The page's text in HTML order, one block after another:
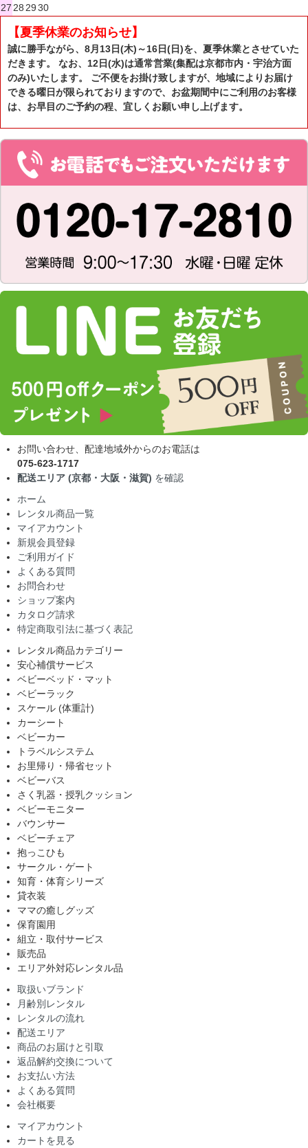
27 28 2930
【夏季休業のお知らせ】
誠に勝手ながら、8月13日(木)～16日(日)を、夏季休業とさせていた
だきます。 なお、12日(水)は通常営業(集配は京都市内・宇治方面
のみ)いたします。 ご不便をお掛け致しますが、地域によりお届け
できる曜日が限られておりますので、お盆期間中にご利用のお客様
は、お早目のご予約の程、宜しくお願い申し上げます。
お問い合わせ、配達地域外からのお電話は
075-623-1717
配送エリア (京都・大阪・滋賀) を確認
ホーム
レンタル商品一覧
マイアカウント
新規会員登録
ご利用ガイド
よくある質問
お問合わせ
ショップ案内
カタログ請求
特定商取引法に基づく表記
レンタル商品カテゴリー
安心補償サービス
ベビーベッド・マット
ベビーラック
スケール (体重計)
カーシート
ベビーカー
トラベルシステム
お里帰り・帰省セット
ベビーバス
さく乳器・授乳クッション
ベビーモニター
バウンサー
ベビーチェア
抱っこひも
サークル・ゲート
知育・体育シリーズ
貸衣装
ママの癒しグッズ
保育園用
組立・取付サービス
販売品
エリア外対応レンタル品
取扱いブランド
月齢別レンタル
レンタルの流れ
配送エリア
商品のお届けと引取
返品解約交換について
お支払い方法
よくある質問
会社概要
マイアカウント
カートを見る